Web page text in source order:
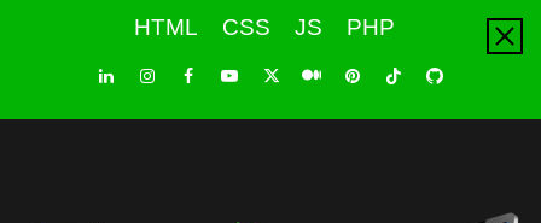
HTML CSS JS PHP
LinkedInInstagramFacebookYoutube
X PinterestTiktokGithub